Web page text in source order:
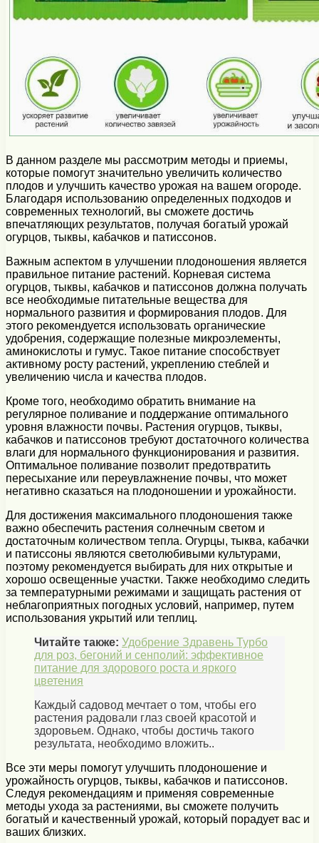
В данном разделе мы рассмотрим методы и приемы,
которые помогут значительно увеличить количество
плодов и улучшить качество урожая на вашем огороде.
Благодаря использованию определенных подходов и
современных технологий, вы сможете достичь
впечатляющих результатов, получая богатый урожай
огурцов, тыквы, кабачков и патиссонов.
Важным аспектом в улучшении плодоношения является
правильное питание растений. Корневая система
огурцов, тыквы, кабачков и патиссонов должна получать
все необходимые питательные вещества для
нормального развития и формирования плодов. Для
этого рекомендуется использовать органические
удобрения, содержащие полезные микроэлементы,
аминокислоты и гумус. Такое питание способствует
активному росту растений, укреплению стеблей и
увеличению числа и качества плодов.
Кроме того, необходимо обратить внимание на
регулярное поливание и поддержание оптимального
уровня влажности почвы. Растения огурцов, тыквы,
кабачков и патиссонов требуют достаточного количества
влаги для нормального функционирования и развития.
Оптимальное поливание позволит предотвратить
пересыхание или переувлажнение почвы, что может
негативно сказаться на плодоношении и урожайности.
Для достижения максимального плодоношения также
важно обеспечить растения солнечным светом и
достаточным количеством тепла. Огурцы, тыква, кабачки
и патиссоны являются светолюбивыми культурами,
поэтому рекомендуется выбирать для них открытые и
хорошо освещенные участки. Также необходимо следить
за температурными режимами и защищать растения от
неблагоприятных погодных условий, например, путем
использования укрытий или теплиц.
Читайте также: Удобрение Здравень Турбо
для роз, бегоний и сенполий: эффективное
питание для здорового роста и яркого
цветения
Каждый садовод мечтает о том, чтобы его
растения радовали глаз своей красотой и
здоровьем. Однако, чтобы достичь такого
результата, необходимо вложить..
Все эти меры помогут улучшить плодоношение и
урожайность огурцов, тыквы, кабачков и патиссонов.
Следуя рекомендациям и применяя современные
методы ухода за растениями, вы сможете получить
богатый и качественный урожай, который порадует вас и
ваших близких.